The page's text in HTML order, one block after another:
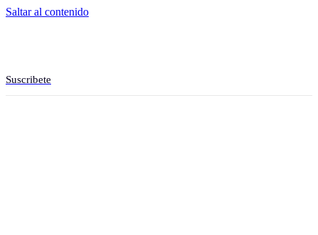
Saltar al contenido
Suscribete